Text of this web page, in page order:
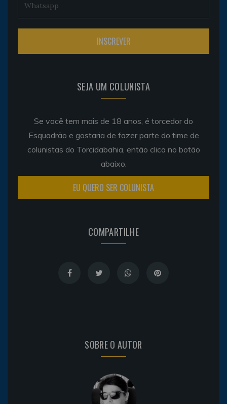
SEJA UM COLUNISTA
Se você tem mais de 18 anos, é torcedor do
Esquadrão e gostaria de fazer parte do time de
colunistas do Torcidabahia, então clica no botão
abaixo.
EU QUERO SER COLUNISTA
COMPARTILHE
SOBRE O AUTOR